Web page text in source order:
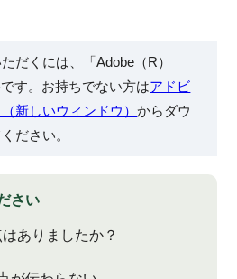
だくには、「Adobe（R）
す。お持ちでない方はアドビ
新しいウィンドウ）からダウ
ださい。
さい
ありましたか？